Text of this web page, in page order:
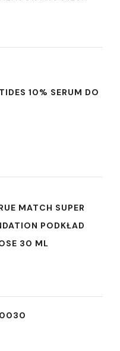
10% SERUM DO
MATCH SUPER
PODKŁAD
30 ML
0030